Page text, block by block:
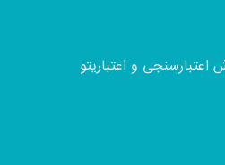
و اعتباریتو